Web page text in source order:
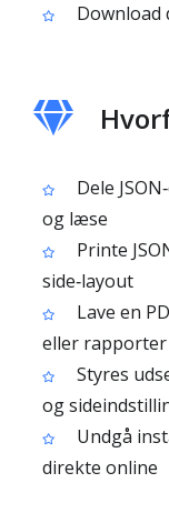
Download
Dele
og læse
Printe
side‑layout
Lave en
eller rapporter
Styres
og
Undgå
direkte online